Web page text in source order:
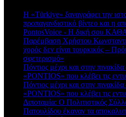
Η «Türkiye» ξαναγράφει την
προπαγανδιστικό βίντεο και η
PontosVoice - H δική σου
Παρέμβαση Χρήστου
χορός δεν είναι τουρκικός –
σφετερισμό»
Πόντιος μέχρι και στην
«PONTIOS» που κλέβει τις
Πόντιος μέχρι και στην
«PONTIOS» που κλέβει τις
Διποταμία: Ο Πολιτιστικός
Πατουλίδου έκαναν τα